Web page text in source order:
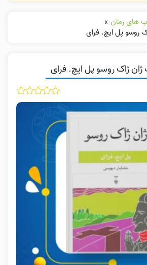
های رمان »
روسو پل ایچ. فرای
ژاک روسو پل ایچ. فرای